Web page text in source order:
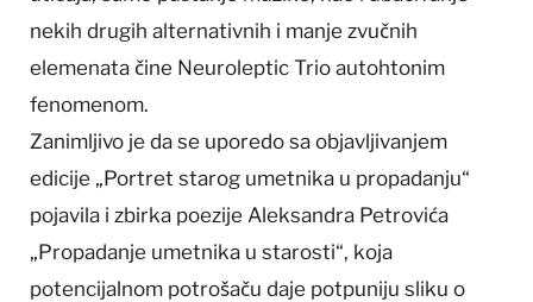
nekih drugih alternativnih i manje zvučnih
elemenata čine Neuroleptic Trio autohtonim
fenomenom.
Zanimljivo je da se uporedo sa objavljivanjem
edicije „Portret starog umetnika u propadanju“
pojavila i zbirka poezije Aleksandra Petrovića
„Propadanje umetnika u starosti“, koja
potencijalnom potrošaču daje potpuniju sliku o